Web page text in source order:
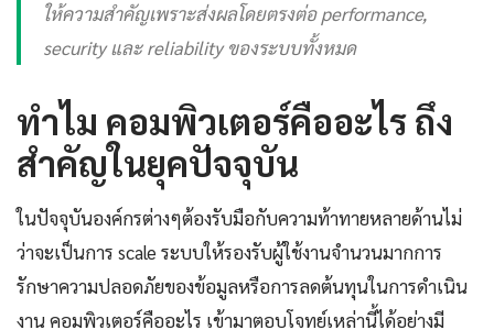
ให้ความสำคัญเพราะส่งผลโดยตรงต่อ performance,
security และ reliability ของระบบทั้งหมด
ทำไม คอมพิวเตอร์คืออะไร ถึง
สำคัญในยุคปัจจุบัน
ในปัจจุบันองค์กรต่างๆต้องรับมือกับความท้าทายหลายด้านไม่
ว่าจะเป็นการ scale ระบบให้รองรับผู้ใช้งานจำนวนมากการ
รักษาความปลอดภัยของข้อมูลหรือการลดต้นทุนในการดำเนิน
งาน คอมพิวเตอร์คืออะไร เข้ามาตอบโจทย์เหล่านี้ได้อย่างมี